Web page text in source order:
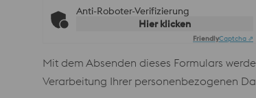
Anti-Roboter-Verifizierung
Hier klicken
FriendlyCaptcha ⇗
Mit dem Absenden dieses Formulars
Verarbeitung Ihrer personenbezogenen